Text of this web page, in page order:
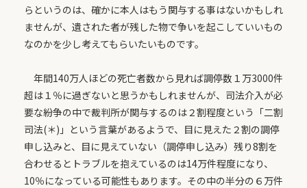
らというのは、確かに本人はもう関与する事はないかもしれ
ませんが、遺された者が残した物で争いを起こしていいもの
なのかを少し考えてもらいたいものです。
年間140万人ほどの死亡者数から見れば調停数１万3000件
超は１％に過ぎないと思うかもしれませんが、司法介入が必
要な紛争の中で裁判所が関与するのは２割程度という「二割
司法(＊)」という言葉があるようで、目に見えた２割の調停
申し込みと、目に見えていない（調停申し込み）残り8割を
合わせるとトラブルを抱えているのは14万件程度になり、
10％になっている可能性もあります。その中の半分の６万件